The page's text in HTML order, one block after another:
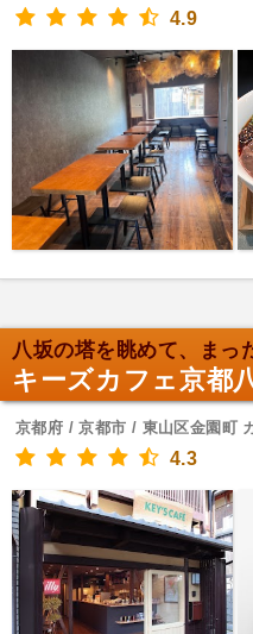
4.9
八坂の塔を眺めて、まっ
キーズカフェ京都
京都府 / 京都市 / 東山区金園町
4.3